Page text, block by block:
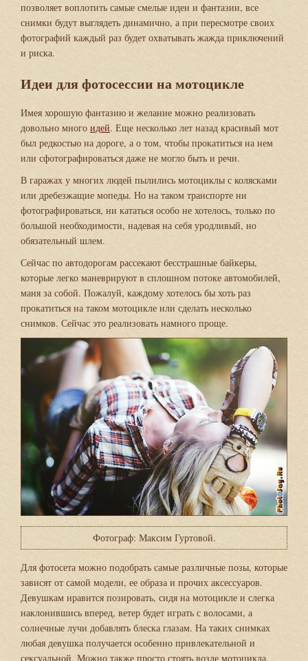
позволяет воплотить самые смелые идеи и фантазии, все
снимки будут выглядеть динамично, а при пересмотре своих
фотографий каждый раз будет охватывать жажда приключений
и риска.
Идеи для фотосессии на мотоцикле
Имея хорошую фантазию и желание можно реализовать
довольно много идей. Еще несколько лет назад красивый мот
был редкостью на дороге, а о том, чтобы прокатиться на нем
или сфотографироваться даже не могло быть и речи.
В гаражах у многих людей пылились мотоциклы с колясками
или дребезжащие мопеды. Но на таком транспорте ни
фотографироваться, ни кататься особо не хотелось, только по
большой необходимости, надевая на себя уродливый, но
обязательный шлем.
Сейчас по автодорогам рассекают бесстрашные байкеры,
которые легко маневрируют в сплошном потоке автомобилей,
маня за собой. Пожалуй, каждому хотелось бы хоть раз
прокатиться на таком мотоцикле или сделать несколько
снимков. Сейчас это реализовать намного проще.
Фотограф: Максим Гуртовой.
Для фотосета можно подобрать самые различные позы, которые
зависят от самой модели, ее образа и прочих аксессуаров.
Девушкам нравится позировать, сидя на мотоцикле и слегка
наклонившись вперед, ветер будет играть с волосами, а
солнечные лучи добавлять блеска глазам. На таких снимках
любая девушка получается особенно привлекательной и
сексуальной. Можно также просто стоять возле мотоцикла,